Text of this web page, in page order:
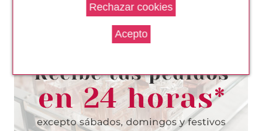
CLARINS SELF TAN RADIANCE-
PLUS GOLDEN GLOW
BOOSTER 15 ML
Pvr 28.50€
desde